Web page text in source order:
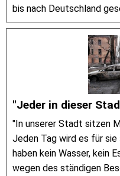
bis nach Deutschland
"Jeder in dieser
"In unserer Stadt sitzen
Jeden Tag wird es für
haben kein Wasser, kein
wegen des ständigen